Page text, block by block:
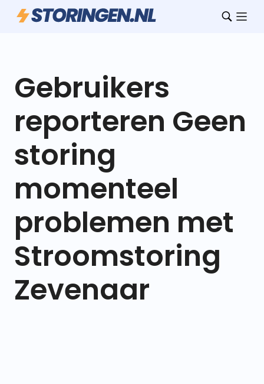
Gebruikers
reporteren Geen
storing
momenteel
problemen met
Stroomstoring
Zevenaar